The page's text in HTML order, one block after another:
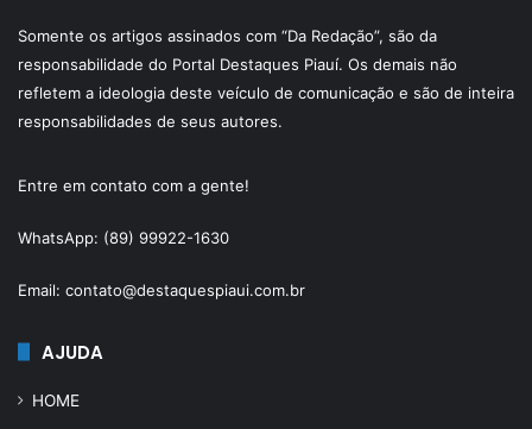
Somente os artigos assinados com “Da Redação”, são da
responsabilidade do Portal Destaques Piauí. Os demais não
refletem a ideologia deste veículo de comunicação e são de inteira
responsabilidades de seus autores.
Entre em contato com a gente!
WhatsApp: (89) 99922-1630
Email: contato@destaquespiaui.com.br
AJUDA
HOME